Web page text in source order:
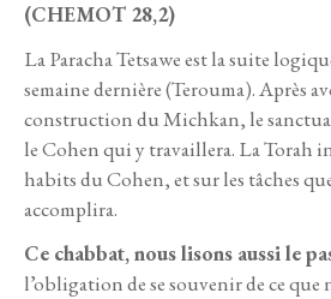
(CHEMOT 28,2)
La Paracha Tetsawe est la suite
semaine dernière (Terouma). Après
construction du Michkan, le
le Cohen qui y travaillera. La Torah
habits du Cohen, et sur les tâches
accomplira.
Ce chabbat, nous lisons aussi le
l’obligation de se souvenir de ce que